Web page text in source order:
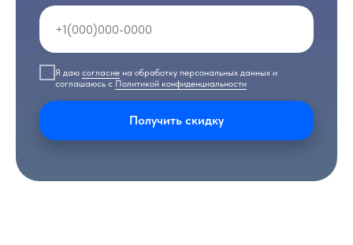
Я даю согласие на обработку персональных данных и
соглашаюсь с Политикой конфиденциальности
Получить скидку